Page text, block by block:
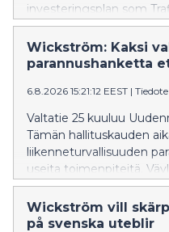
investeringsplan som
åtgärder längs riksväg
Wickström: Kaksi
parannushanketta
6.8.2026 15:21:12 EEST | Tiedote
Valtatie 25 kuuluu
Tämän hallituskauden
liikenneturvallisuuden
useita toimenpiteitä.
investointiohjelmassa
on asetettu etusijalle.
Wickström vill
på svenska uteblir